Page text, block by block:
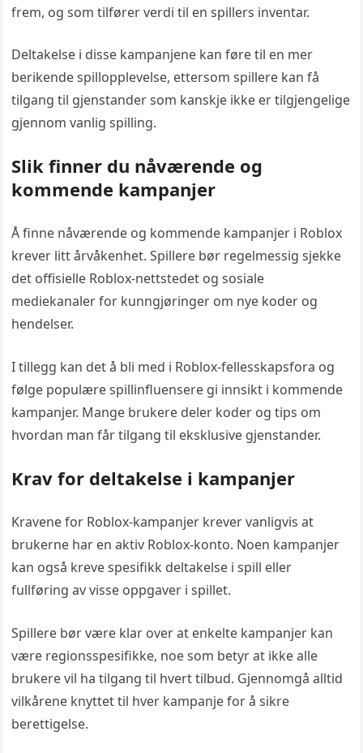
frem, og som tilfører verdi til en spillers inventar.
Deltakelse i disse kampanjene kan føre til en mer
berikende spillopplevelse, ettersom spillere kan få
tilgang til gjenstander som kanskje ikke er tilgjengelige
gjennom vanlig spilling.
Slik finner du nåværende og
kommende kampanjer
Å finne nåværende og kommende kampanjer i Roblox
krever litt årvåkenhet. Spillere bør regelmessig sjekke
det offisielle Roblox-nettstedet og sosiale
mediekanaler for kunngjøringer om nye koder og
hendelser.
I tillegg kan det å bli med i Roblox-fellesskapsfora og
følge populære spillinfluensere gi innsikt i kommende
kampanjer. Mange brukere deler koder og tips om
hvordan man får tilgang til eksklusive gjenstander.
Krav for deltakelse i kampanjer
Kravene for Roblox-kampanjer krever vanligvis at
brukerne har en aktiv Roblox-konto. Noen kampanjer
kan også kreve spesifikk deltakelse i spill eller
fullføring av visse oppgaver i spillet.
Spillere bør være klar over at enkelte kampanjer kan
være regionsspesifikke, noe som betyr at ikke alle
brukere vil ha tilgang til hvert tilbud. Gjennomgå alltid
vilkårene knyttet til hver kampanje for å sikre
berettigelse.